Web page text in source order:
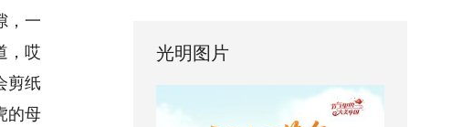
，一
，哎
剪纸
的母
光明图片